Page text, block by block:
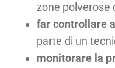
zone polverose
far controllare
parte di un
monitorare la